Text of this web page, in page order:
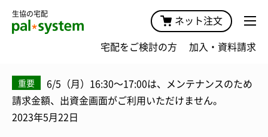
生協の宅配
ネット注文
宅配をご検討の方 加入・資料請求
重要
6/5（月）16:30〜17:00は、メンテナンスのため
請求金額、出資金画面がご利用いただけません。
2023年5月22日